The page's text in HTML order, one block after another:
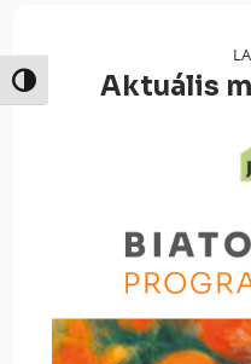
Nagy kontraszt váltása
Aktuális